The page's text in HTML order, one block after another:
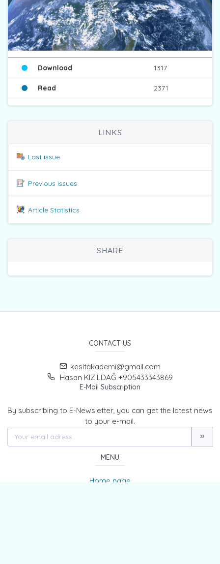
Download 1317
Read 2371
LINKS
Last issue
Previous issues
Article Statistics
SHARE
CONTACT US
kesitakademi@gmail.com
Hasan KIZILDAĞ +905433343869
E-Mail Subscription
By subscribing to E-Newsletter, you can get the latest news
to your e-mail.
MENU
Home page